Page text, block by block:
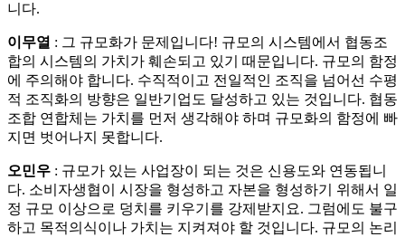
니다.
이무열 : 그 규모화가 문제입니다! 규모의 시스템에서 협동조
합의 시스템의 가치가 훼손되고 있기 때문입니다. 규모의 함정
에 주의해야 합니다. 수직적이고 전일적인 조직을 넘어선 수평
적 조직화의 방향은 일반기업도 달성하고 있는 것입니다. 협동
조합 연합체는 가치를 먼저 생각해야 하며 규모화의 함정에 빠
지면 벗어나지 못합니다.
오민우 : 규모가 있는 사업장이 되는 것은 신용도와 연동됩니
다. 소비자생협이 시장을 형성하고 자본을 형성하기 위해서 일
정 규모 이상으로 덩치를 키우기를 강제받지요. 그럼에도 불구
하고 목적의식이나 가치는 지켜져야 할 것입니다. 규모의 논리